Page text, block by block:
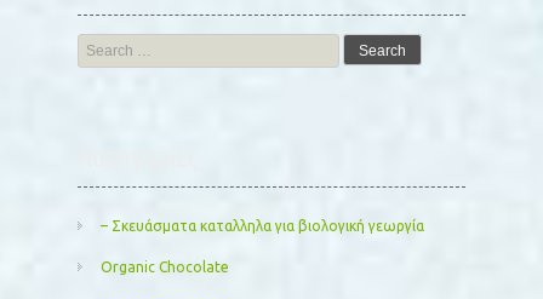
Search
for:
– Σκευάσματα καταλληλα για βιολογική γεωργία
Organic Chocolate